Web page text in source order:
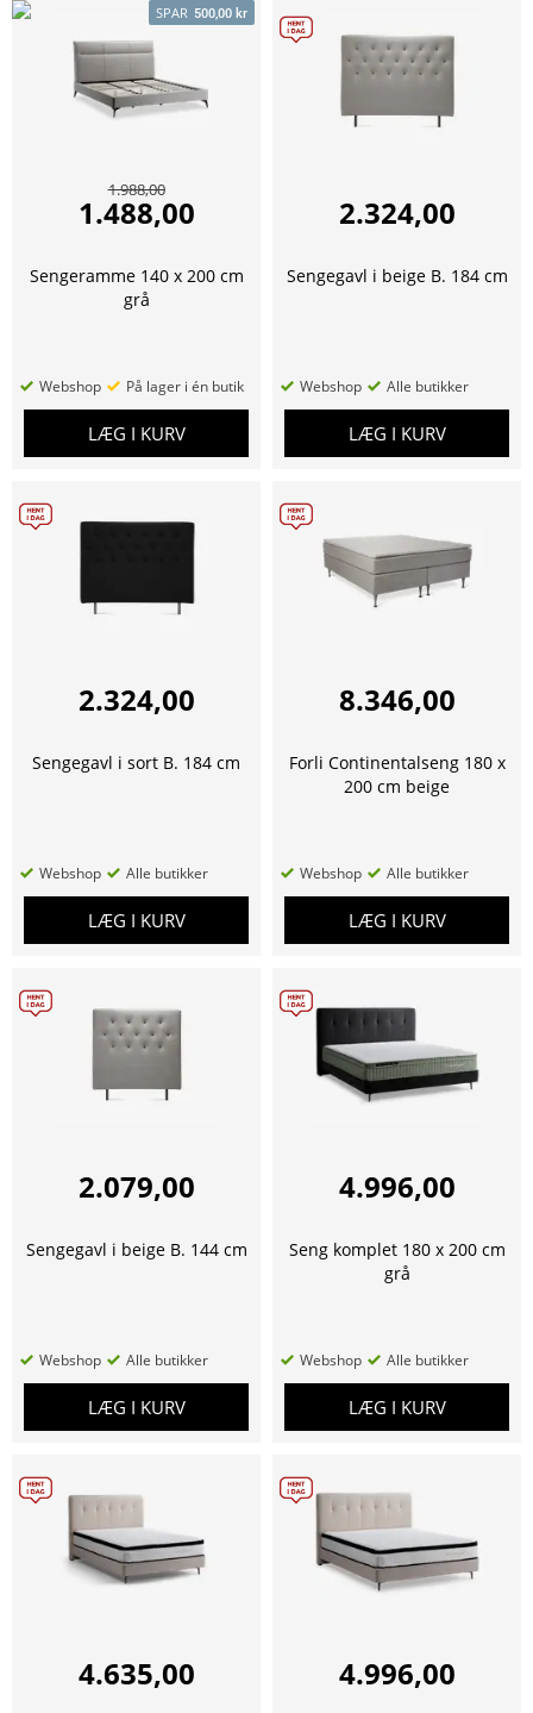
SPAR 500,00 kr
1.988,00
1.488,00
Sengeramme 140 x 200 cm
grå
Webshop På lager i én butik
LÆG I KURV
2.324,00
Sengegavl i beige B. 184 cm
Webshop Alle butikker
LÆG I KURV
2.324,00
Sengegavl i sort B. 184 cm
Webshop Alle butikker
LÆG I KURV
8.346,00
Forli Continentalseng 180 x
200 cm beige
Webshop Alle butikker
LÆG I KURV
2.079,00
Sengegavl i beige B. 144 cm
Webshop Alle butikker
LÆG I KURV
4.996,00
Seng komplet 180 x 200 cm
grå
Webshop Alle butikker
LÆG I KURV
4.635,00 4.996,00